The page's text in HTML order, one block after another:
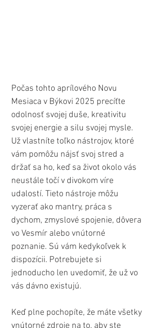
Počas tohto aprílového Novu
Mesiaca v Býkovi 2025 precíťte
odolnosť svojej duše, kreativitu
svojej energie a silu svojej mysle.
Už vlastníte toľko nástrojov, ktoré
vám pomôžu nájsť svoj stred a
držať sa ho, keď sa život okolo vás
neustále točí v divokom víre
udalostí. Tieto nástroje môžu
vyzerať ako mantry, práca s
dychom, zmyslové spojenie, dôvera
vo Vesmír alebo vnútorné
poznanie. Sú vám kedykoľvek k
dispozícii. Potrebujete si
jednoducho len uvedomiť, že už vo
vás dávno existujú.
Keď plne pochopíte, že máte všetky
vnútorné zdroje na to, aby ste